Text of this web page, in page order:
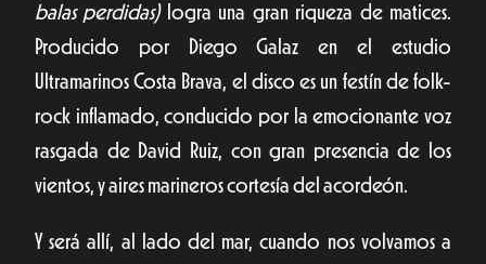
balas perdidas)logra una gran riqueza de matices.
Producido por Diego Galaz en el estudio
Ultramarinos Costa Brava, el disco es un festín de folk-
rock inflamado, conducido por la emocionante voz
rasgada de David Ruiz, con gran presencia de los
vientos, y aires marineros cortesía del acordeón.
Y será allí, al lado del mar, cuando nos volvamos a